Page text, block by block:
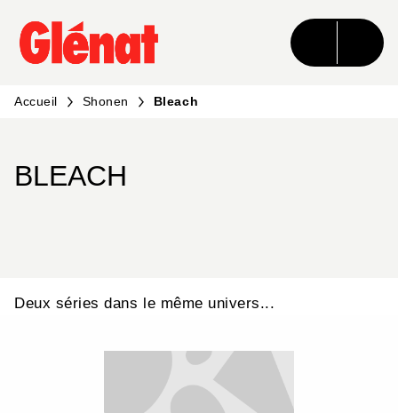
MENU RECHERCHE CONTENU
PIED DE PAGE
Accueil Shonen Bleach
BLEACH
Deux séries dans le même univers...